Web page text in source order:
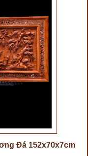
Đá 152x70x7cm